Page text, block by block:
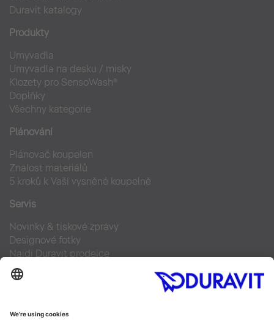
Duravit katalogy
Produkty
Umyvadla
Umyvadla na desku / misky
Klozety pro SensoWash®
Doplňky
Všechny kategorie
Plánování
Plánovač koupelen
Znalost materiálů
5 kroků k Vaší vysněné koupelně
Servis
Novinky & tiskové zprávy
Designové fotky
Najdi Duravit prodejce
Často kladené otázky